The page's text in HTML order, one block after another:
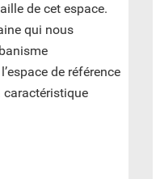
de cet espace.
qui nous
de référence
caractéristique